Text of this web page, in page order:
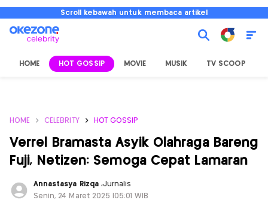
Scroll kebawah untuk membaca artikel
HOME HOT GOSSIP MOVIE MUSIK TV SCOOP
HOME CELEBRITY HOT GOSSIP
Verrel Bramasta Asyik Olahraga Bareng
Fuji, Netizen: Semoga Cepat Lamaran
Annastasya Rizqa ,Jurnalis
Senin, 24 Maret 2025 |05:01 WIB